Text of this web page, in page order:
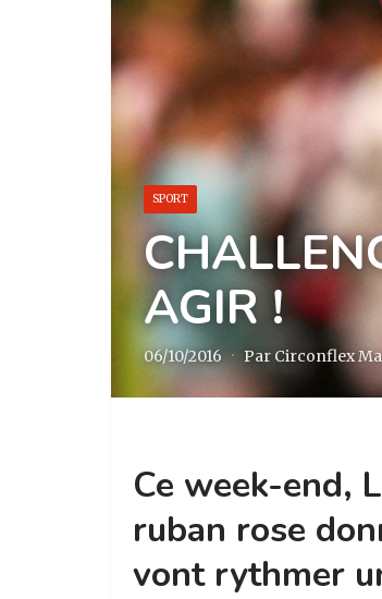
SPORT
AGIR !
06/10/2016 · Par Circonflex
Ce week-end,
ruban rose
vont rythmer